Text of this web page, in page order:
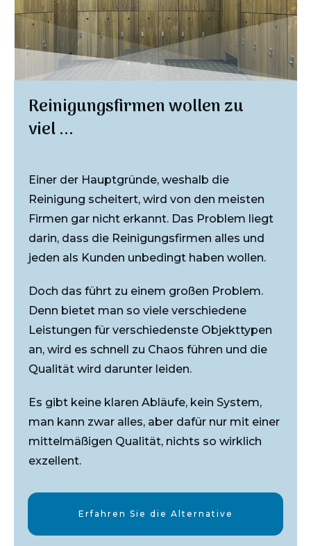
Reinigungsfirmen wollen zu
viel ...
Einer der Hauptgründe, weshalb die
Reinigung scheitert, wird von den meisten
Firmen gar nicht erkannt. Das Problem liegt
darin, dass die Reinigungsfirmen alles und
jeden als Kunden unbedingt haben wollen.
Doch das führt zu einem großen Problem.
Denn bietet man so viele verschiedene
Leistungen für verschiedenste Objekttypen
an, wird es schnell zu Chaos führen und die
Qualität wird darunter leiden.
Es gibt keine klaren Abläufe, kein System,
man kann zwar alles, aber dafür nur mit einer
mittelmäßigen Qualität, nichts so wirklich
exzellent.
Erfahren Sie die Alternative